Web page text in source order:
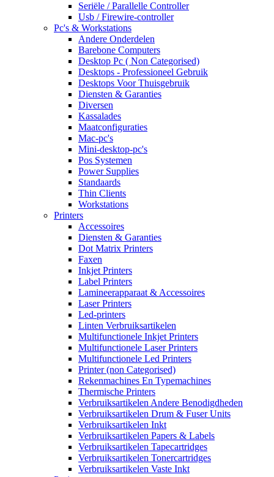
Seriële / Parallelle Controller
Usb / Firewire-controller
Pc's & Workstations
Andere Onderdelen
Barebone Computers
Desktop Pc ( Non Categorised)
Desktops - Professioneel Gebruik
Desktops Voor Thuisgebruik
Diensten & Garanties
Diversen
Kassalades
Maatconfiguraties
Mac-pc's
Mini-desktop-pc's
Pos Systemen
Power Supplies
Standaards
Thin Clients
Workstations
Printers
Accessoires
Diensten & Garanties
Dot Matrix Printers
Faxen
Inkjet Printers
Label Printers
Lamineerapparaat & Accessoires
Laser Printers
Led-printers
Linten Verbruiksartikelen
Multifunctionele Inkjet Printers
Multifunctionele Laser Printers
Multifunctionele Led Printers
Printer (non Categorised)
Rekenmachines En Typemachines
Thermische Printers
Verbruiksartikelen Andere Benodigdheden
Verbruiksartikelen Drum & Fuser Units
Verbruiksartikelen Inkt
Verbruiksartikelen Papers & Labels
Verbruiksartikelen Tapecartridges
Verbruiksartikelen Tonercartridges
Verbruiksartikelen Vaste Inkt